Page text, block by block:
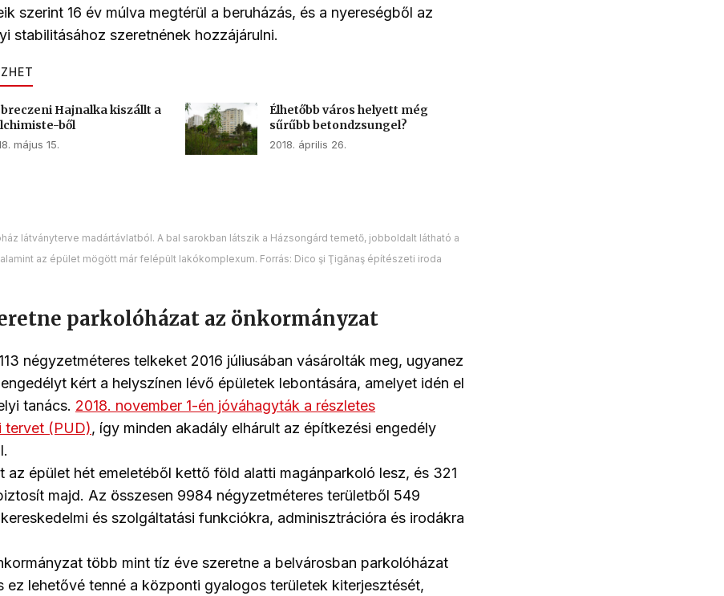
szerint 16 év múlva megtérül a beruházás, és a nyereségből az
stabilitásához szeretnének hozzájárulni.
Hajnalka kiszállt a
ből
május 15.
Élhetőbb város helyett még
sűrűbb betondzsungel?
2018. április 26.
látványterve madártávlatból. A bal sarokban látszik a Házsongárd temető, jobboldalt látható a
az épület mögött már felépült lakókomplexum. Forrás: Dico şi Ţigănaş építészeti iroda
parkolóházat az önkormányzat
négyzetméteres telkeket 2016 júliusában vásárolták meg, ugyanez
kért a helyszínen lévő épületek lebontására, amelyet idén el
tanács. 2018. november 1-én jóváhagyták a részletes
tervet (PUD), így minden akadály elhárult az építkezési engedély
az épület hét emeletéből kettő föld alatti magánparkoló lesz, és 321
majd. Az összesen 9984 négyzetméteres területből 549
és szolgáltatási funkciókra, adminisztrációra és irodákra
több mint tíz éve szeretne a belvárosban parkolóházat
ez lehetővé tenné a központi gyalogos területek kiterjesztését,